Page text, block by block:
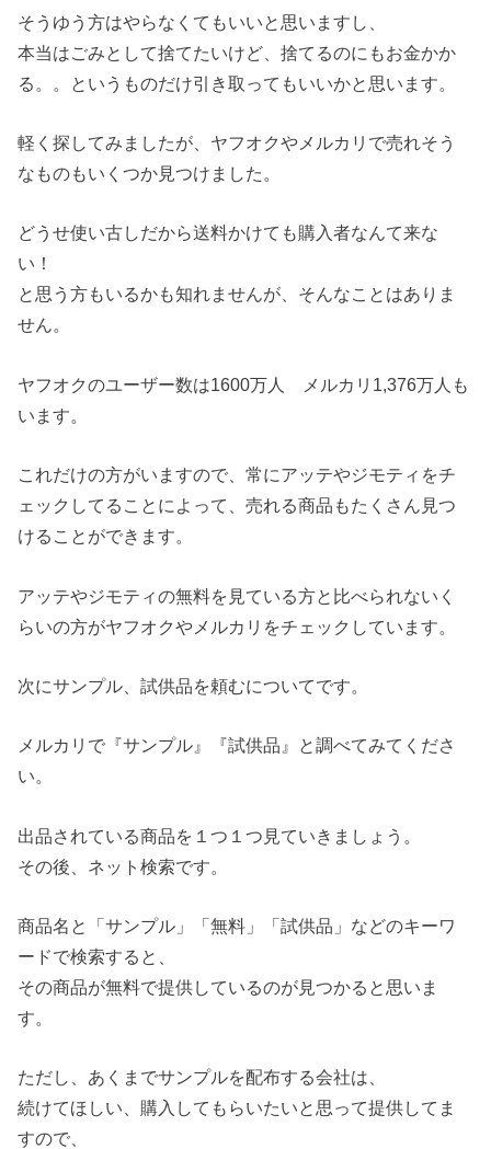
そうゆう方はやらなくてもいいと思いますし、
本当はごみとして捨てたいけど、捨てるのにもお金かか
る。。というものだけ引き取ってもいいかと思います。
軽く探してみましたが、ヤフオクやメルカリで売れそう
なものもいくつか見つけました。
どうせ使い古しだから送料かけても購入者なんて来な
い！
と思う方もいるかも知れませんが、そんなことはありま
せん。
ヤフオクのユーザー数は1600万人 メルカリ1,376万人も
います。
これだけの方がいますので、常にアッテやジモティをチ
ェックしてることによって、売れる商品もたくさん見つ
けることができます。
アッテやジモティの無料を見ている方と比べられないく
らいの方がヤフオクやメルカリをチェックしています。
次にサンプル、試供品を頼むについてです。
メルカリで『サンプル』『試供品』と調べてみてくださ
い。
出品されている商品を１つ１つ見ていきましょう。
その後、ネット検索です。
商品名と「サンプル」「無料」「試供品」などのキーワ
ードで検索すると、
その商品が無料で提供しているのが見つかると思いま
す。
ただし、あくまでサンプルを配布する会社は、
続けてほしい、購入してもらいたいと思って提供してま
すので、